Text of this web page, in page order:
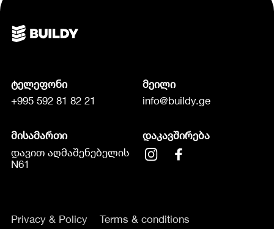
ტელეფონი
+995 592 81 82 21
მეილი
info@buildy.ge
მისამართი
დავით აღმაშენებელის
N61
დაკავშირება
Privacy & Policy Terms & conditions